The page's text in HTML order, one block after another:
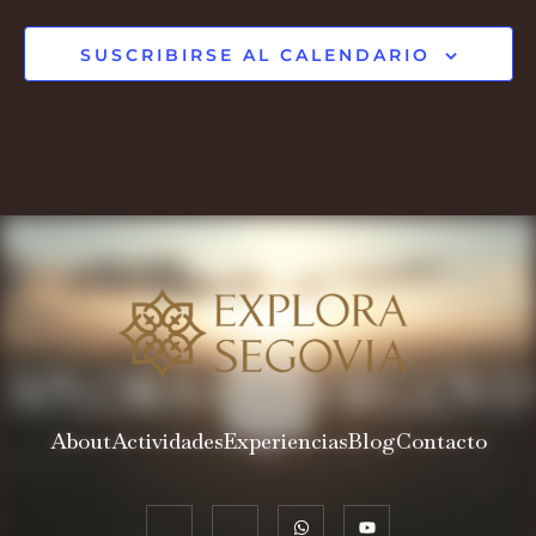
SUSCRIBIRSE AL CALENDARIO
AboutActividadesExperienciasBlogContacto